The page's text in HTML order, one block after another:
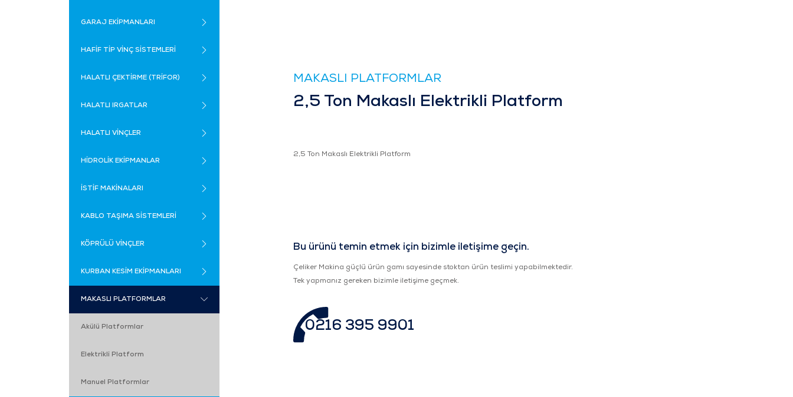
GARAJ EKİPMANLARI
HAFİF TİP VİNÇ SİSTEMLERİ
HALATLI ÇEKTİRME (TRİFOR)
HALATLI IRGATLAR
HALATLI VİNÇLER
HİDROLİK EKİPMANLAR
İSTİF MAKİNALARI
KABLO TAŞIMA SİSTEMLERİ
KÖPRÜLÜ VİNÇLER
KURBAN KESİM EKİPMANLARI
MAKASLI PLATFORMLAR
Akülü Platformlar
Elektrikli Platform
Manuel Platformlar
MAKASLI PLATFORMLAR
2,5 Ton Makaslı Elektrikli Platform
2,5 Ton Makaslı Elektrikli Platform
Bu ürünü temin etmek için bizimle iletişime geçin.
Çeliker Makina güçlü ürün gamı sayesinde stoktan ürün teslimi yapabilmektedir.
Tek yapmanız gereken bizimle iletişime geçmek.
0216 395 9901